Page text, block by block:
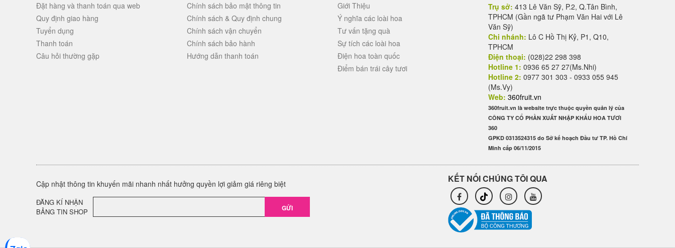
Đặt hàng và thanh toán qua web
Quy định giao hàng
Tuyển dụng
Thanh toán
Câu hỏi thường gặp
Chính sách bảo mật thông tin
Chính sách & Quy định chung
Chính sách vận chuyển
Chính sách bảo hành
Hướng dẫn thanh toán
Giới Thiệu
Ý nghĩa các loài hoa
Tư vấn tặng quà
Sự tích các loài hoa
Điện hoa toàn quốc
Điểm bán trái cây tươi
Trụ sở: 413 Lê Văn Sỹ, P.2, Q.Tân Bình,
TPHCM (Gần ngã tư Phạm Văn Hai với Lê
Văn Sỹ)
Chi nhánh: Lô C Hồ Thị Kỷ, P1, Q10,
TPHCM
Điện thoại: (028)22 298 398
Hotline 1: 0936 65 27 27(Ms.Nhi)
Hotline 2: 0977 301 303 - 0933 055 945
(Ms.Vy)
Web: 360fruit.vn
360fruit.vn là website trực thuộc quyền quản lý của
CÔNG TY CỔ PHẦN XUẤT NHẬP KHẨU HOA TƯƠI
360
GPKD 0313524315 do Sở kế hoạch Đầu tư TP. Hồ Chí
Minh cấp 06/11/2015
Cập nhật thông tin khuyến mãi nhanh nhất hưởng quyền lợi giảm giá riêng biệt
ĐĂNG KÍ NHẬN
BẢNG TIN SHOP
GỬI
KẾT NỐI CHÚNG TÔI QUA